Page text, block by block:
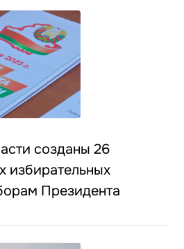
созданы 26
избирательных
Президента